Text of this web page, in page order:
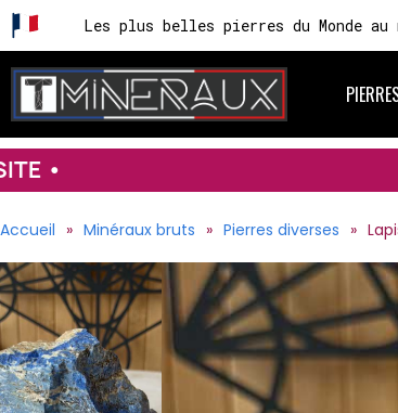
Les plus belles pierres du Monde
Accueil Minéraux bruts Pierres diverses